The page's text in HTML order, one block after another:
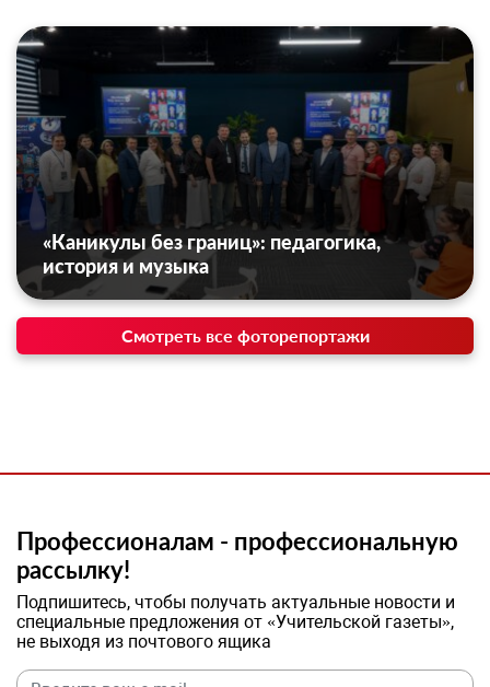
«Каникулы без границ»: педагогика,
история и музыка
Смотреть все фоторепортажи
Профессионалам - профессиональную
рассылку!
Подпишитесь, чтобы получать актуальные новости и
специальные предложения от «Учительской газеты»,
не выходя из почтового ящика